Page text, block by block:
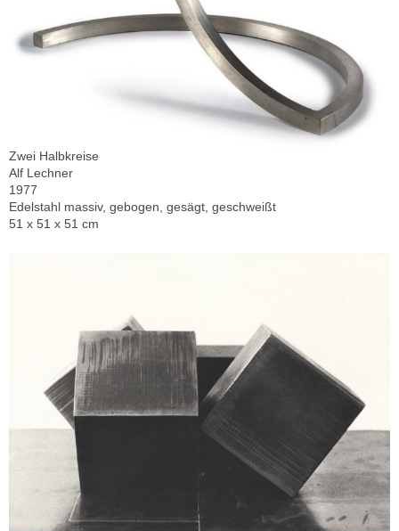
Zwei Halbkreise
Alf Lechner
1977
Edelstahl massiv, gebogen, gesägt, geschweißt
51 x 51 x 51 cm